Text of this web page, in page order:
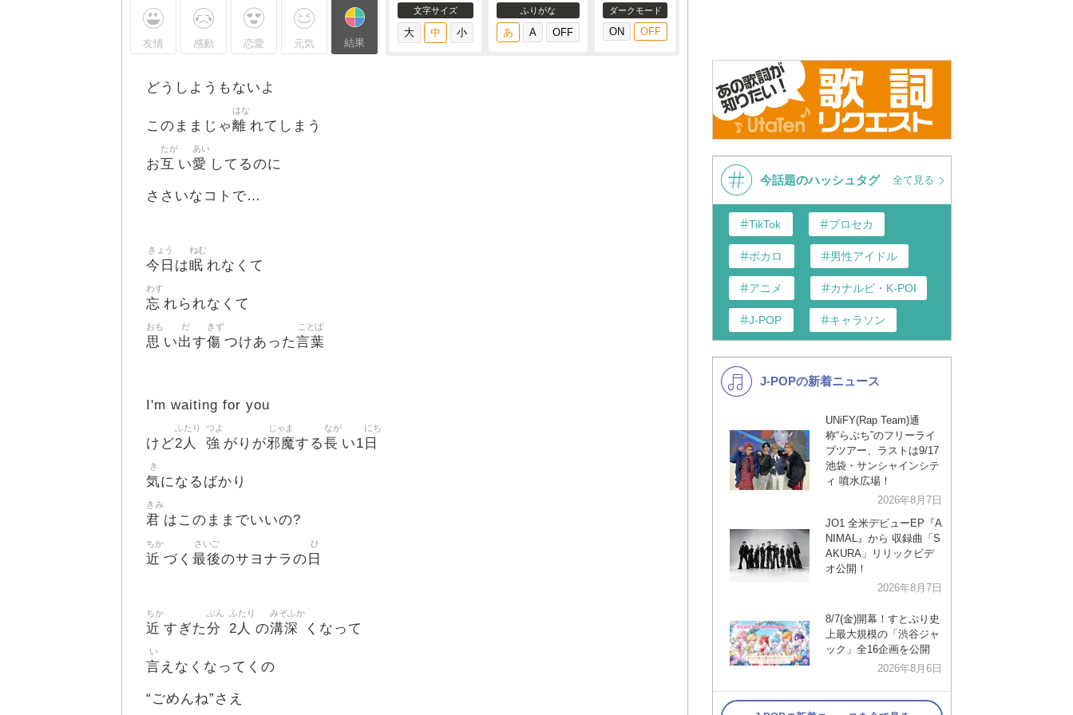
友情 感動 恋愛 元気 結果
文字サイズ ふりがな ダークモード
どうしようもないよ
このままじゃ離
はな
れてしまう
お互
たが
い愛
あい
してるのに
ささいなコトで…
今日
きょう
は眠
ねむ
れなくて
忘
わす
れられなくて
思
おも
い出
だ
す傷
きず
つけあった言葉
ことば
I'm waiting for you
けど2人
ふたり
強
つよ
がりが邪魔
じゃま
する長
なが
い1 日
にち
気
き
になるばかり
君
きみ
はこのままでいいの?
近
ちか
づく 最後
さいご
のサヨナラの 日
ひ
近
ちか
すぎた分
ぶん
2人
ふたり
の溝深
みぞふか
くなって
言
い
えなくなってくの
“ごめんね”さえ
今話題のハッシュタグ 全て見る
TikTok プロセカ
ボカロ 男性アイドル
アニメ カナルビ・K-POP和訳
J-POP キャラソン
K-POP バンド
洋楽
VTuber ディズニー
J-POPの新着ニュース
UNiFY(Rap Team)通
称“らぷち”のフリーライ
ブツアー、ラストは9/17
池袋・サンシャインシテ
ィ 噴水広場！
2026年8月7日
JO1 全米デビューEP『A
NIMAL』から 収録曲「S
AKURA」リリックビデ
オ公開！
2026年8月7日
8/7(金)開幕！すとぷり史
上最大規模の「渋谷ジャ
ック」全16企画を公開
2026年8月6日